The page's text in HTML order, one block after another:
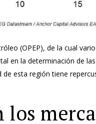
(OPEP), de la cual
en la determinación de
esta región tiene
los